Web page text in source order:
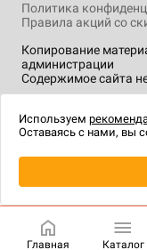
Копирование
администрации
Содержимое сайта
Политика
Правила акций со
технологии.
Главная Каталог
Используем
Оставаясь с нами, вы